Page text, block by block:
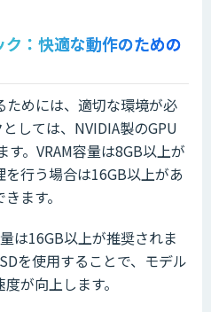
：快適な動作のための
めには、適切な環境が必
しては、NVIDIA製のGPU
。VRAM容量は8GB以上が
行う場合は16GB以上があ
ます。
は16GB以上が推奨されま
を使用することで、モデル
が向上します。